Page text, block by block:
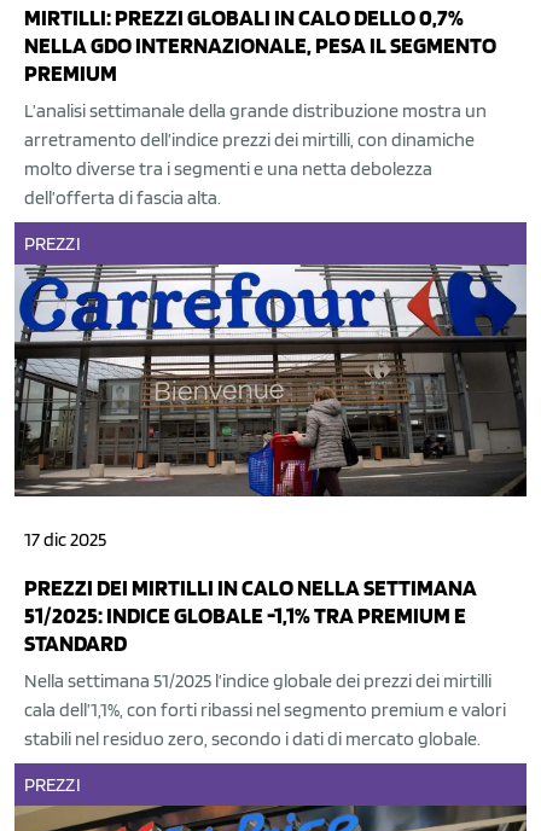
MIRTILLI: PREZZI GLOBALI IN CALO DELLO 0,7%
NELLA GDO INTERNAZIONALE, PESA IL SEGMENTO
PREMIUM
L’analisi settimanale della grande distribuzione mostra un
arretramento dell’indice prezzi dei mirtilli, con dinamiche
molto diverse tra i segmenti e una netta debolezza
dell’offerta di fascia alta.
PREZZI
17 dic 2025
PREZZI DEI MIRTILLI IN CALO NELLA SETTIMANA
51/2025: INDICE GLOBALE -1,1% TRA PREMIUM E
STANDARD
Nella settimana 51/2025 l’indice globale dei prezzi dei mirtilli
cala dell’1,1%, con forti ribassi nel segmento premium e valori
stabili nel residuo zero, secondo i dati di mercato globale.
PREZZI